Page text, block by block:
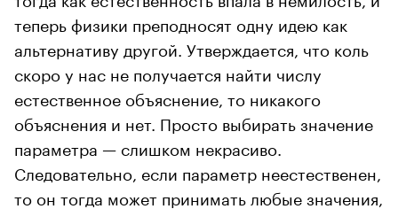
теперь физики преподносят одну идею как
альтернативу другой. Утверждается, что коль
скоро у нас не получается найти числу
естественное объяснение, то никакого
объяснения и нет. Просто выбирать значение
параметра — слишком некрасиво.
Следовательно, если параметр неестественен,
то он тогда может принимать любые значения,